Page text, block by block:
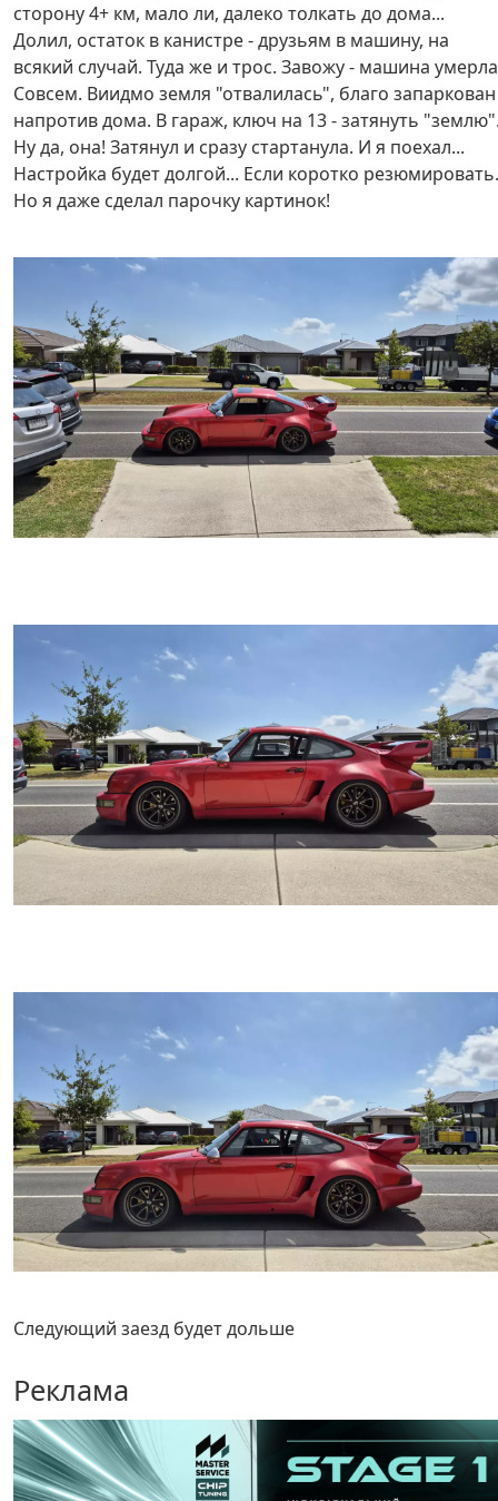
сторону 4+ км, мало ли, далеко толкать до дома...
Долил, остаток в канистре - друзьям в машину, на
всякий случай. Туда же и трос. Завожу - машина
Совсем. Виидмо земля "отвалилась", благо запаркован
напротив дома. В гараж, ключ на 13 - затянуть
Ну да, она! Затянул и сразу стартанула. И я поехал...
Настройка будет долгой... Если коротко резюмировать.
Но я даже сделал парочку картинок!
Следующий заезд будет дольше
Реклама